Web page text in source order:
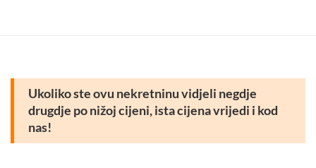
Ukoliko ste ovu nekretninu vidjeli negdje
drugdje po nižoj cijeni, ista cijena vrijedi i kod
nas!